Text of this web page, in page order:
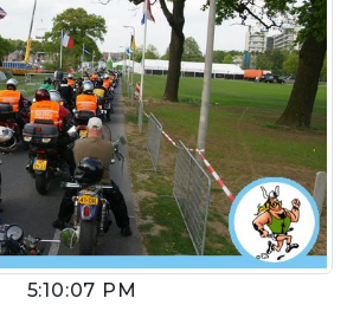
5:10:07 PM